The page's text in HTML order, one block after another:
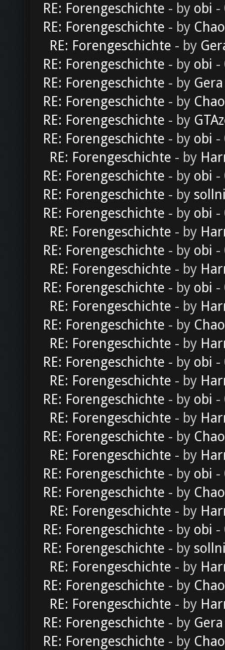
RE: Forengeschichte - by obi -
RE: Forengeschichte - by
RE: Forengeschichte - by
RE: Forengeschichte - by obi -
RE: Forengeschichte - by Gera
RE: Forengeschichte - by
RE: Forengeschichte - by
RE: Forengeschichte - by obi -
RE: Forengeschichte - by
RE: Forengeschichte - by obi -
RE: Forengeschichte - by
RE: Forengeschichte - by obi -
RE: Forengeschichte - by
RE: Forengeschichte - by obi -
RE: Forengeschichte - by
RE: Forengeschichte - by obi -
RE: Forengeschichte - by
RE: Forengeschichte - by
RE: Forengeschichte - by
RE: Forengeschichte - by obi -
RE: Forengeschichte - by
RE: Forengeschichte - by obi -
RE: Forengeschichte - by
RE: Forengeschichte - by
RE: Forengeschichte - by
RE: Forengeschichte - by obi -
RE: Forengeschichte - by
RE: Forengeschichte - by
RE: Forengeschichte - by obi -
RE: Forengeschichte - by
RE: Forengeschichte - by
RE: Forengeschichte - by
RE: Forengeschichte - by
RE: Forengeschichte - by Gera
RE: Forengeschichte - by